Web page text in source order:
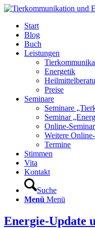
Start
Blog
Buch
Leistungen
Energetik
Preise
Seminare
Seminare
Seminar
Online-
Weitere
Termine
Stimmen
Vita
Kontakt
Suche
Menü Menü
Energie-Update